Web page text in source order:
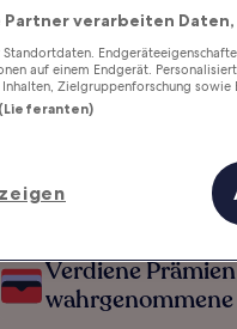
Verdiene
Partner verarbeiten
Standortdaten.
auf einem Endgerät.
Zielgruppenforschung